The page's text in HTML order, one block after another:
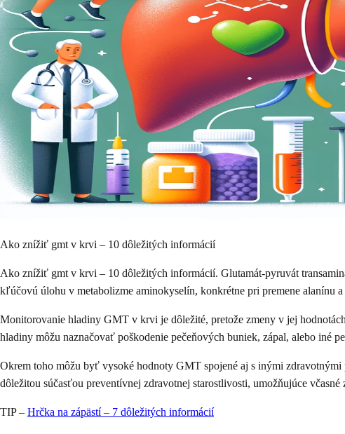
Ako znížiť gmt v krvi – 10 dôležitých informácií
Ako znížiť gmt v krvi – 10 dôležitých informácií. Glutamát-pyruvát
kľúčovú úlohu v metabolizme aminokyselín, konkrétne pri premene alanínu
Monitorovanie hladiny GMT v krvi je dôležité, pretože zmeny v jej
hladiny môžu naznačovať poškodenie pečeňových buniek, zápal, alebo iné
Okrem toho môžu byť vysoké hodnoty GMT spojené aj s inými
dôležitou súčasťou preventívnej zdravotnej starostlivosti, umožňujúce
TIP – Hrčka na zápästí – 7 dôležitých informácií